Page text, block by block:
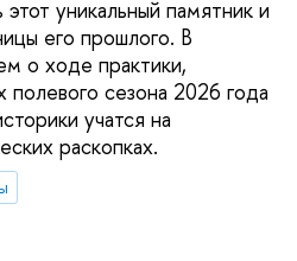
уникальный памятник и
его прошлого. В
о ходе практики,
сезона 2026 года
учатся на
раскопках.